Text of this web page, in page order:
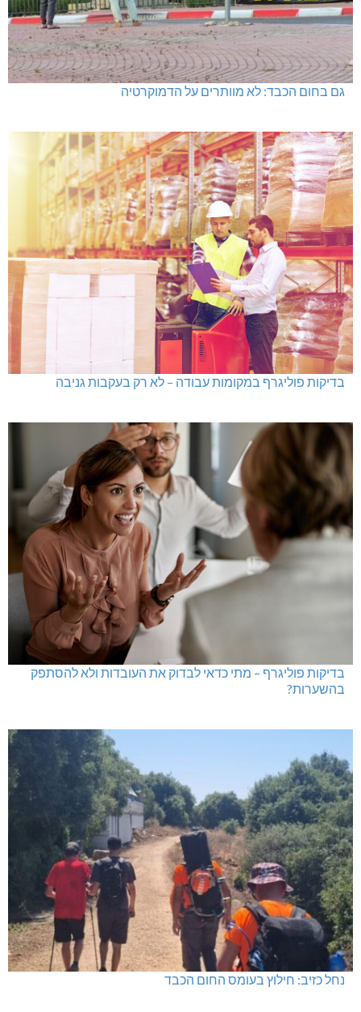
גם בחום הכבד: לא מוותרים על הדמוקרטיה
בדיקות פוליגרף במקומות עבודה – לא רק בעקבות גניבה
בדיקות פוליגרף – מתי כדאי לבדוק את העובדות ולא להסתפק
בהשערות?
נחל כזיב: חילוץ בעומס החום הכבד